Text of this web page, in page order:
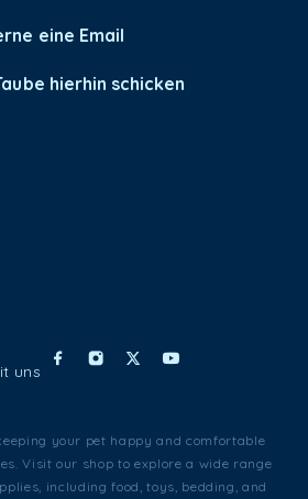
eine Email
hierhin schicken
uns
your pet happy and comfortable
Visit our shop to explore a wide range
including food, toys, bedding, and